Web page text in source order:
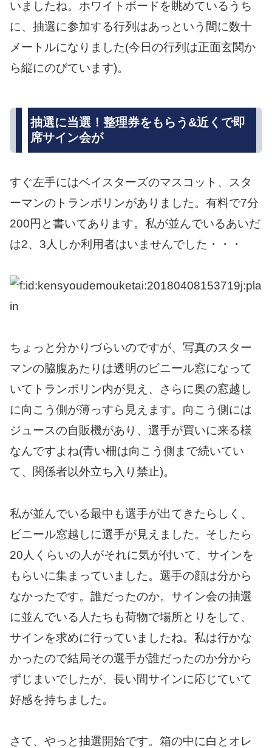
いましたね。ホワイトボードを眺めているうち
に、抽選に参加する行列はあっという間に数十
メートルになりました(今日の行列は正面玄関か
ら縦にのびています)。
抽選に当選！整理券をもらう&近くで即
席サイン会が
すぐ左手にはベイスターズのマスコット、スタ
ーマンのトランポリンがありました。有料で7分
200円と書いてあります。私が並んでいるあいだ
は2、3人しか利用者はいませんでした・・・
ちょっと分かりづらいのですが、写真のスター
マンの脇腹あたりは透明のビニール窓になって
いてトランポリン内が見え、さらに奥の窓越し
に向こう側が薄っすら見えます。向こう側には
ジュースの自販機があり、選手が買いに来る様
なんですよね(青い柵は向こう側まで続いてい
て、関係者以外立ち入り禁止)。
私が並んでいる最中も選手が出てきたらしく、
ビニール窓越しに選手が見えました。そしたら
20人くらいの人がそれに気が付いて、サインを
もらいに集まっていました。選手の顔は分から
なかったです。誰だったのか。サイン会の抽選
に並んでいる人たちも荷物で場所とりをして、
サインを求めに行っていましたね。私は行かな
かったので結局その選手が誰だったのか分から
ずじまいでしたが、長い間サインに応じていて
好感を持ちました。
さて、やっと抽選開始です。箱の中に白とオレ